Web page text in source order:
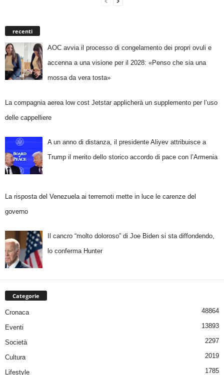
recenti
AOC avvia il processo di congelamento dei propri ovuli e
accenna a una visione per il 2028: «Penso che sia una
mossa da vera tosta»
La compagnia aerea low cost Jetstar applicherà un supplemento per l’uso
delle cappelliere
A un anno di distanza, il presidente Aliyev attribuisce a
Trump il merito dello storico accordo di pace con l’Armenia
La risposta del Venezuela ai terremoti mette in luce le carenze del
governo
Il cancro “molto doloroso” di Joe Biden si sta diffondendo,
lo conferma Hunter
Categorie
Cronaca 48864
Eventi 13893
Società 2297
Cultura 2019
Lifestyle 1785